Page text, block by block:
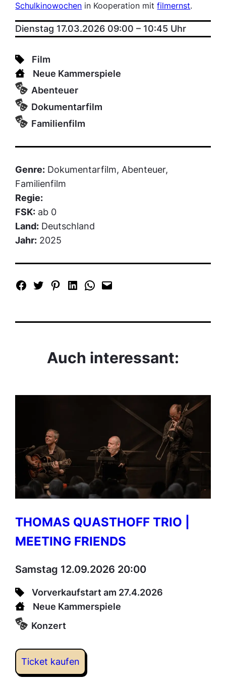
Schulkinowochen in Kooperation mitfilmernst.
Dienstag 17.03.2026 09:00 – 10:45 Uhr
Film
Neue Kammerspiele
Abenteuer
Dokumentarfilm
Familienfilm
Genre: Dokumentarfilm, Abenteuer,
Familienfilm
Regie:
FSK: ab 0
Land: Deutschland
Jahr: 2025
Auch interessant:
THOMAS QUASTHOFF TRIO |
MEETING FRIENDS
Samstag 12.09.2026 20:00
Vorverkaufstart am 27.4.2026
Neue Kammerspiele
Konzert
Ticket kaufen